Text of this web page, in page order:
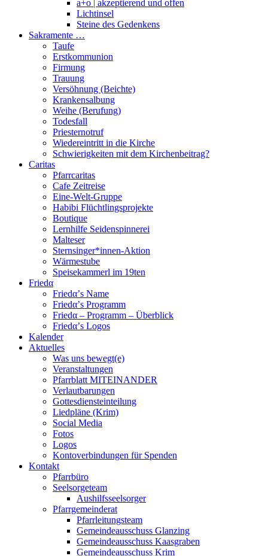
a+o | akzeptierend und offen
Lichtinsel
Steine des Gedenkens
Sakramente …
Taufe
Erstkommunion
Firmung
Trauung
Versöhnung (Beichte)
Krankensalbung
Weihe (Berufung)
Todesfall
Priesternotruf
Wiedereintritt in die Kirche
Schwierigkeiten mit dem Kirchenbeitrag?
Caritas
Pfarrcaritas
Cafe Zeitreise
Eine-Welt-Gruppe
Habibi Flüchtlingsprojekte
Boutique
Lernhilfe Seidenspinnerei
Malteser
Sternsinger*innen-Aktion
Wärmestube
Speisekammerl im 19ten
Friedα
Friedα’s Name
Friedα’s Programm
Friedα – Programm – Überblick
Friedα’s Logos
Kalender
Aktuelles
Was uns bewegt(e)
Veranstaltungen
Pfarrblatt MITEINANDER
Verlautbarungen
Gottesdiensteinteilung
Liedpläne (Krim)
Social Media
Fotos
Logos
Kontoverbindungen für Spenden
Kontakt
Pfarrbüro
Seelsorgeteam
Aushilfsseelsorger
Pfarrgemeinderat
Pfarrleitungsteam
Gemeindeausschuss Glanzing
Gemeindeausschuss Kaasgraben
Gemeindeausschuss Krim